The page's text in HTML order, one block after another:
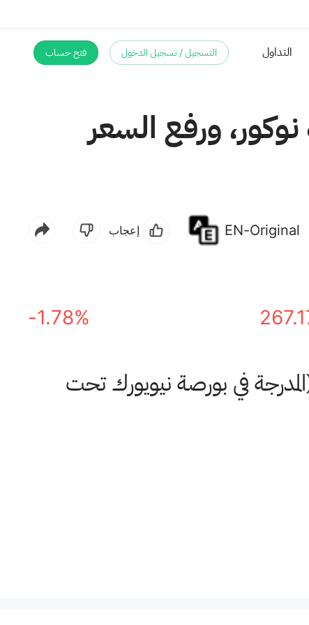
التداول التسجيل / تسجيل الدخول فتح حساب
ورفع السعر
EN-Original إعجاب
-1.78%
في بورصة نيويورك تحت